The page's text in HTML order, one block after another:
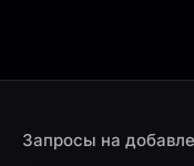
Запросы на